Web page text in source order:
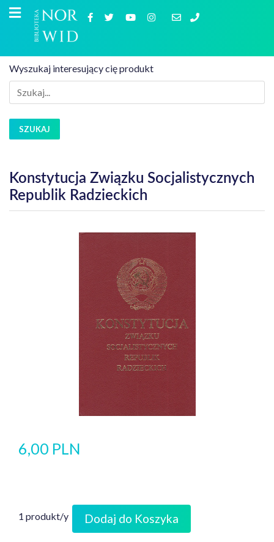
Wyszukaj interesujący cię produkt
SZUKAJ
Konstytucja Związku Socjalistycznych
Republik Radzieckich
6,00 PLN
1 produkt/y Dodaj do Koszyka